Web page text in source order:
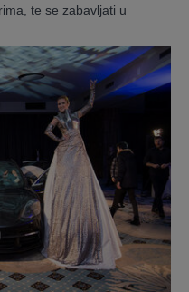
te se zabavljati u